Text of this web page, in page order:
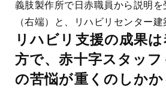
義肢製作所で日赤職員から説明
（右端）と、リハビリセンター
リハビリ支援の成果
方で、赤十字スタッ
の苦悩が重くのしかか